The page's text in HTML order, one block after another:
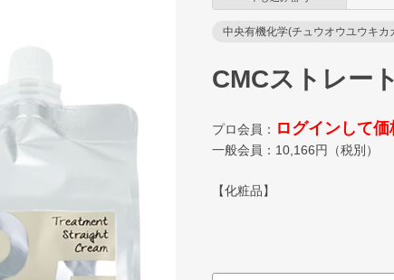
中央有機化学(チュウオウユウキカ
CMCストレー
プロ会員： ログインして
一般会員： 10,166円（税別）
【化粧品】